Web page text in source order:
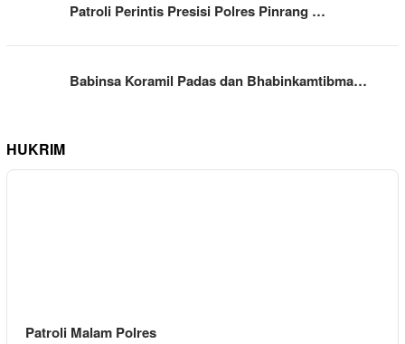
Patroli Perintis Presisi Polres Pinrang …
Babinsa Koramil Padas dan Bhabinkamtibma…
HUKRIM
Patroli Malam Polres